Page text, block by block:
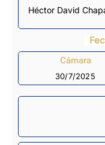
Héctor David
Cámara
30/7/2025